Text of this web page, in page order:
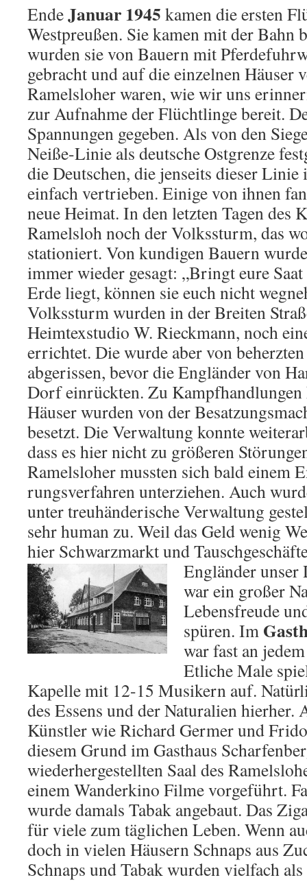
EndeJanuar 1945 kamen die ersten
Westpreußen. Sie kamen mit der Bahn
wurden sie von Bauern mit
gebracht und auf die einzelnen Häuser
Ramelsloher waren, wie wir uns
zur Aufnahme der Flüchtlinge bereit.
Spannungen gegeben. Als von den
Neiße-Linie als deutsche Ostgrenze
die Deutschen, die jenseits dieser Linie
einfach vertrie­ben. Einige von ihnen
neue Heimat. In den letzten Tagen des
Ramelsloh noch der Volkssturm, das
stationiert. Von kundigen Bauern
immer wieder gesagt: „Bringt eure
Erde liegt, können sie euch nicht
Volkssturm wurden in der Breiten
Heimtexstudio W. Rieckmann, noch
errichtet. Die wurde aber von
abgerissen, bevor die Engländer von
Dorf einrückten. Zu Kampfhandlungen
Häuser wurden von der
besetzt. Die Verwaltung konnte
dass es hier nicht zu größeren
Ramelsloher mussten sich bald einem
rungsverfahren unterziehen. Auch
unter treuhänderische Verwaltung
sehr human zu. Weil das Geld wenig
hier Schwarzmarkt und
Engländer unser
war ein großer
Lebens­freude
spüren. Im
war fast an
Etliche Male
Kapelle mit 12-15 Musikern auf.
des Essens und der Naturalien hierher.
Künstler wie Richard Germer und
diesem Grund im Gasthaus
wiederhergestellten Saal des
einem Wander­kino Filme vorgeführt.
wurde damals Tabak angebaut. Das
für viele zum täglichen Leben. Wenn
doch in vielen Häusern Schnaps aus
Schnaps und Tabak wurden vielfach